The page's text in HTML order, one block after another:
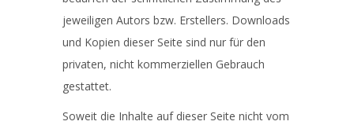
jeweiligen Autors bzw. Erstellers. Downloads
und Kopien dieser Seite sind nur für den
privaten, nicht kommerziellen Gebrauch
gestattet.
Soweit die Inhalte auf dieser Seite nicht vom